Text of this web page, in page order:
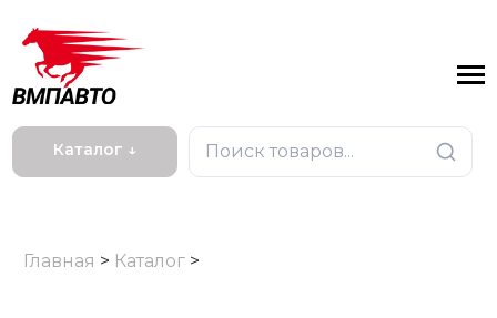
Каталог ↓
Главная > Каталог >